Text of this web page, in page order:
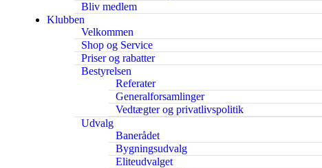
Bliv medlem
Klubben
Velkommen
Shop og Service
Priser og rabatter
Bestyrelsen
Referater
Generalforsamlinger
Vedtægter og privatlivspolitik
Udvalg
Banerådet
Bygningsudvalg
Eliteudvalget